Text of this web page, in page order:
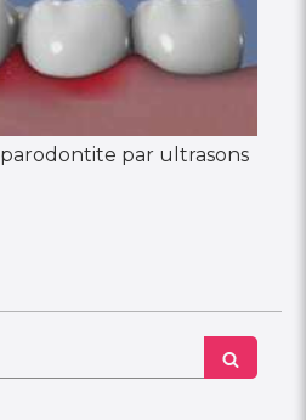
par ultrasons